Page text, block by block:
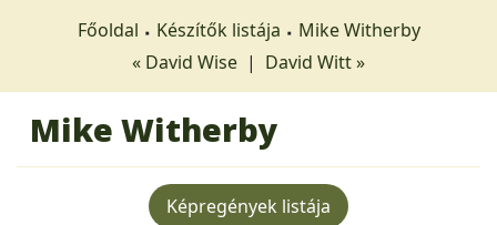
Főoldal Készítők listája
Mike Witherby
« David Wise | David Witt »
Mike Witherby
Képregények listája